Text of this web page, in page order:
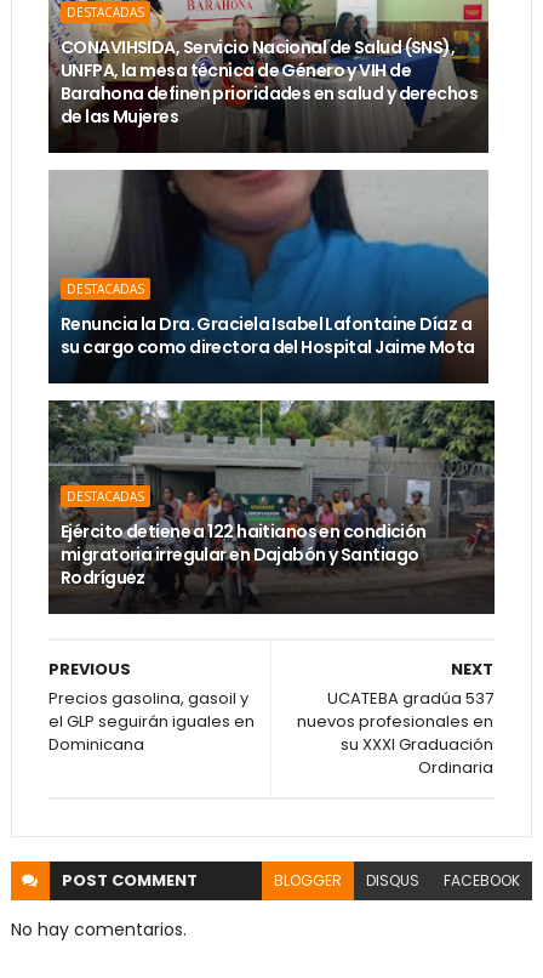
DESTACADAS
CONAVIHSIDA, Servicio Nacional de Salud (SNS),
UNFPA, la mesa técnica de Género y VIH de
Barahona definen prioridades en salud y derechos
de las Mujeres
DESTACADAS
Renuncia la Dra. Graciela Isabel Lafontaine Díaz a
su cargo como directora del Hospital Jaime Mota
DESTACADAS
Ejército detiene a 122 haitianos en condición
migratoria irregular en Dajabón y Santiago
Rodríguez
NEXT
UCATEBA gradúa 537
nuevos profesionales en
su XXXI Graduación
Ordinaria
PREVIOUS
Precios gasolina, gasoil y
el GLP seguirán iguales en
Dominicana
POST COMMENT BLOGGER DISQUS FACEBOOK
No hay comentarios.